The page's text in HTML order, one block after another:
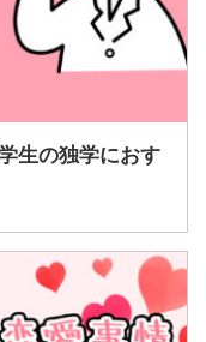
生の独学におす